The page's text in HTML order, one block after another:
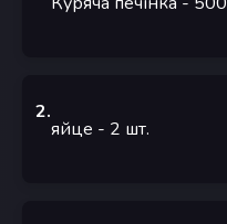
2.
яйце - 2 шт.